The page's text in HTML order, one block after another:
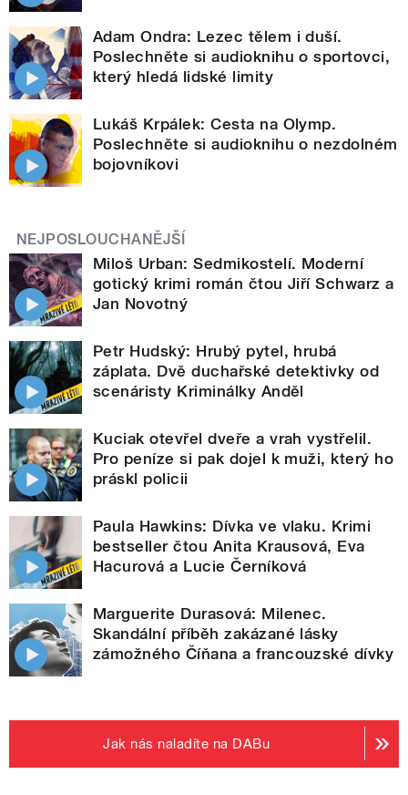
Adam Ondra: Lezec tělem i duší.
Poslechněte si audioknihu o sportovci,
který hledá lidské limity
Lukáš Krpálek: Cesta na Olymp.
Poslechněte si audioknihu o nezdolném
bojovníkovi
NEJPOSLOUCHANĚJŠÍ
Miloš Urban: Sedmikostelí. Moderní
gotický krimi román čtou Jiří Schwarz a
Jan Novotný
Petr Hudský: Hrubý pytel, hrubá
záplata. Dvě duchařské detektivky od
scenáristy Kriminálky Anděl
Kuciak otevřel dveře a vrah vystřelil.
Pro peníze si pak dojel k muži, který ho
práskl policii
Paula Hawkins: Dívka ve vlaku. Krimi
bestseller čtou Anita Krausová, Eva
Hacurová a Lucie Černíková
Marguerite Durasová: Milenec.
Skandální příběh zakázané lásky
zámožného Číňana a francouzské dívky
Jak nás naladíte na DABu